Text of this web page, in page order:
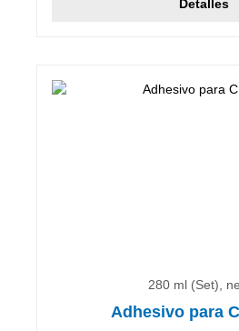
Detalles
280 ml (Set),
Adhesivo para